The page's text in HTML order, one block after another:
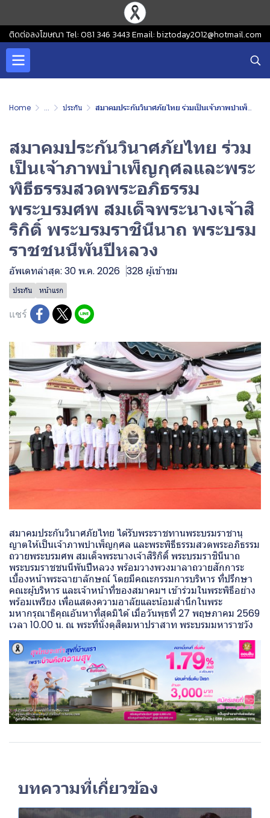
ติดต่อลงโฆษณา Tel: 081 346 3443 Email: biztoday2012@hotmail.com
Home ... ประกัน สมาคมประกันวินาศภัยไทย ร่วมเป็นเจ้าภาพบำเพ็ญกุศลและพระพิธีธรรมสวดพระอภิธรรมพระบรมศพ สมเด็จพระนางเจ้าสิริกิติ์ พระบรมราชินีนาถ พระบรมราชชนนีพันปีหลวง
สมาคมประกันวินาศภัยไทย ร่วม
เป็นเจ้าภาพบำเพ็ญกุศลและพระ
พิธีธรรมสวดพระอภิธรรม
พระบรมศพ สมเด็จพระนางเจ้าสิ
ริกิติ์ พระบรมราชินีนาถ พระบรม
ราชชนนีพันปีหลวง
อัพเดทล่าสุด: 30 พ.ค. 2026 328 ผู้เข้าชม
ประกัน หน้าแรก
แชร์
สมาคมประกันวินาศภัยไทย ได้รับพระราชทานพระบรมราชานุ
ญาตให้เป็นเจ้าภาพบำเพ็ญกุศล และพระพิธีธรรมสวดพระอภิธรรม
ถวายพระบรมศพ สมเด็จพระนางเจ้าสิริกิติ์ พระบรมราชินีนาถ
พระบรมราชชนนีพันปีหลวง พร้อมวางพวงมาลาถวายสักการะ
เบื้องหน้าพระฉายาลักษณ์ โดยมีคณะกรรมการบริหาร ที่ปรึกษา
คณะผู้บริหาร และเจ้าหน้าที่ของสมาคมฯ เข้าร่วมในพระพิธีอย่าง
พร้อมเพรียง เพื่อแสดงความอาลัยและน้อมสำนึกในพระ
มหากรุณาธิคุณอันหาที่สุดมิได้ เมื่อวันพุธที่ 27 พฤษภาคม 2569
เวลา 10.00 น. ณ พระที่นั่งดุสิตมหาปราสาท พระบรมมหาราชวัง
บทความที่เกี่ยวข้อง